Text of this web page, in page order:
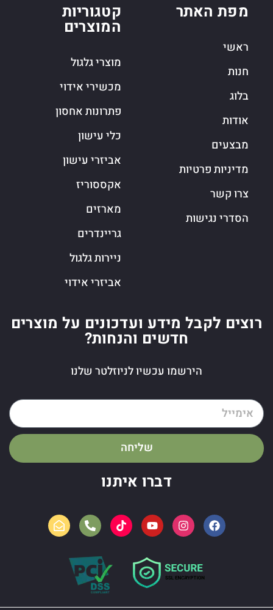
מפת האתר
ראשי
חנות
בלוג
אודות
מבצעים
מדיניות פרטיות
צרו קשר
הסדרי נגישות
קטגוריות
המוצרים
מוצרי גלגול
מכשירי אידוי
פתרונות אחסון
כלי עישון
אביזרי עישון
אקססוריז
מארזים
גריינדרים
ניירות גלגול
אביזרי אידוי
רוצים לקבל מידע ועדכונים על מוצרים
חדשים והנחות?
הירשמו עכשיו לניוזלטר שלנו
שליחה
דברו איתנו